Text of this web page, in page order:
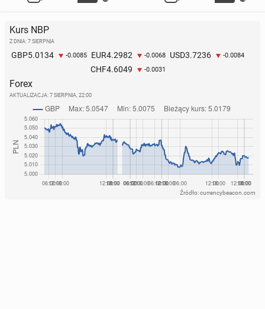
Kurs NBP
Z DNIA: 7 SIERPNIA
GBP5.0134 -0.0085 EUR4.2982 -0.0068 USD3.7236 -0.0084
CHF4.6049 -0.0031
Forex
AKTUALIZACJA: 7 SIERPNIA, 22:00
Źródło: currencybeacon.com